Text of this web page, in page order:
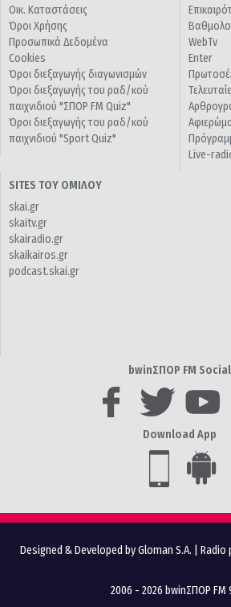
Οικ. Καταστάσεις
Όροι Χρήσης
Προσωπικά Δεδομένα
Cookies
Όροι διεξαγωγής διαγωνισμών
Όροι διεξαγωγής του ραδ/κού
παιχνιδιού "ΣΠΟΡ FM Quiz"
Όροι διεξαγωγής του ραδ/κού
παιχνιδιού "Sport Quiz"
WebTv
Enter
Live-
SITES ΤΟΥ ΟΜΙΛΟΥ
skai.gr
skaitv.gr
skairadio.gr
skaikairos.gr
podcast.skai.gr
bwinΣΠΟΡ FM Social
Download App
Designed & Developed by Gloman S.A. Radio
2006 - 2026 bwinΣΠΟΡ FM